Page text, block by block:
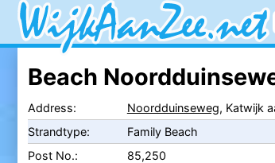
Beach
Address: Noordduinseweg, Katwijk
Strandtype:
Family Beach
Post No.:
85,250